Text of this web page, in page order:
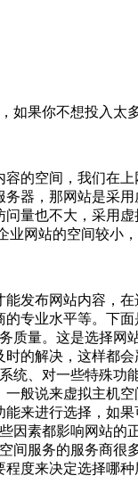
如果你不想投入太
的空间，我们在
器，那网站是采
量也不大，采用
业网站的空间较小
发布网站内容，
专业水平等。下面
质量。这是选择
的解决，这样都会
统、对一些特殊
般说来虚拟主机
来进行选择，如
因素都影响网站
间服务的服务商
度来决定选择哪